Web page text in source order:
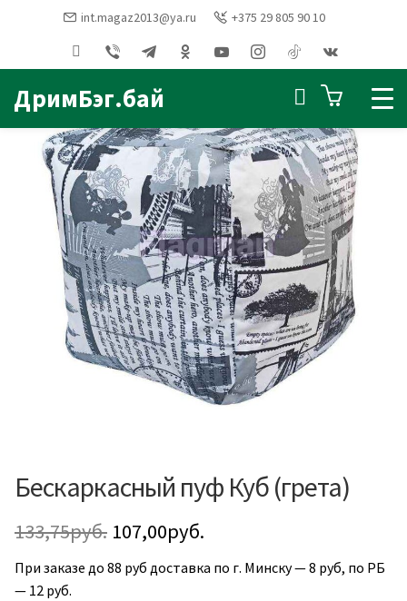
int.magaz2013@ya.ru +375 29 805 90 10
ДримБэг.бай
Главная ПУФИКИ и банкетки Бескаркасный пуф Куб (грета)
Бескаркасный пуф Куб (грета)
133,75руб. Первоначальная
цена
107,00руб.
цена:
При заказе до 88 руб доставка по г. Минску — 8 руб, по РБ
— 12 руб.